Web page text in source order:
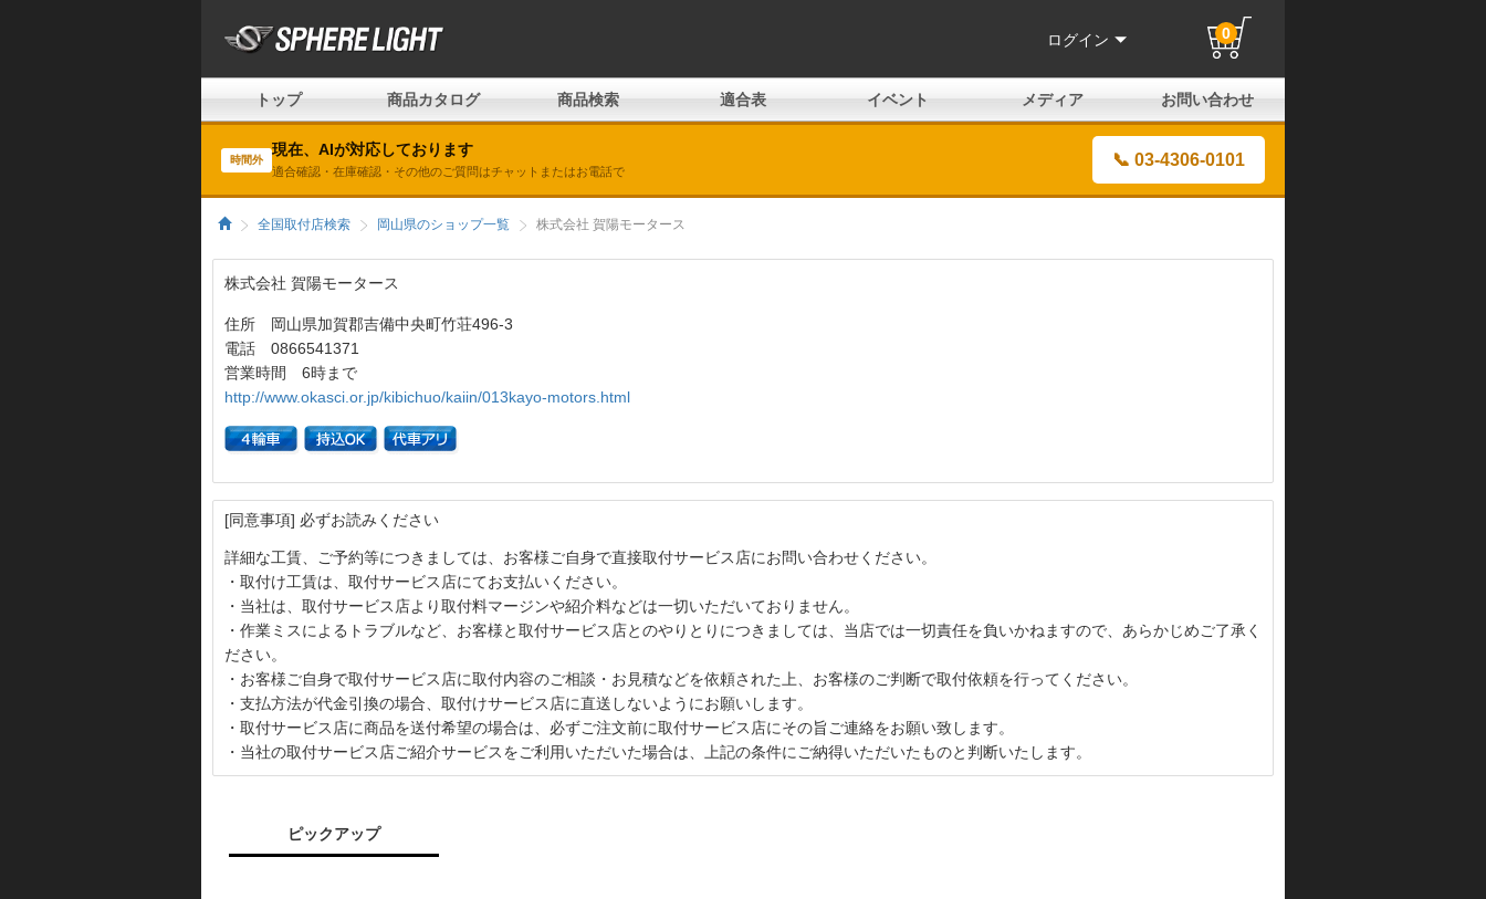
ログイン 0
トップ 商品カタログ 商品検索 適合表 イベント メディア お問い合わせ
時間外
現在、AIが対応しております
適合確認・在庫確認・その他のご質問はチャットまたはお電話で
📞 03-4306-0101
全国取付店検索 岡山県のショップ一覧 株式会社 賀陽モータース
株式会社 賀陽モータース
住所 岡山県加賀郡吉備中央町竹荘496-3
電話 0866541371
営業時間 6時まで
http://www.okasci.or.jp/kibichuo/kaiin/013kayo-motors.html
[同意事項] 必ずお読みください
詳細な工賃、ご予約等につきましては、お客様ご自身で直接取付サービス店にお問い合わせください。
・取付け工賃は、取付サービス店にてお支払いください。
・当社は、取付サービス店より取付料マージンや紹介料などは一切いただいておりません。
・作業ミスによるトラブルなど、お客様と取付サービス店とのやりとりにつきましては、当店では一切責任を負いかねますので、あらかじめご了承く
ださい。
・お客様ご自身で取付サービス店に取付内容のご相談・お見積などを依頼された上、お客様のご判断で取付依頼を行ってください。
・支払方法が代金引換の場合、取付けサービス店に直送しないようにお願いします。
・取付サービス店に商品を送付希望の場合は、必ずご注文前に取付サービス店にその旨ご連絡をお願い致します。
・当社の取付サービス店ご紹介サービスをご利用いただいた場合は、上記の条件にご納得いただいたものと判断いたします。
ピックアップ